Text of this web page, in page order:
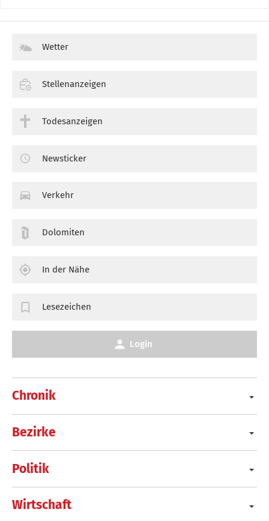
Chronik
Bezirke
Politik
Wirtschaft
Wetter
Stellenanzeigen
Todesanzeigen
Newsticker
Verkehr
Dolomiten
In der Nähe
Lesezeichen
Login